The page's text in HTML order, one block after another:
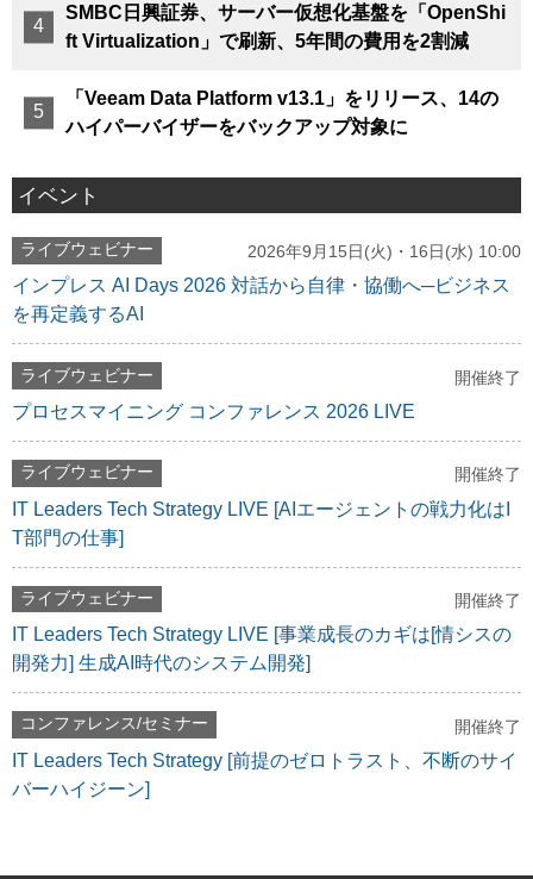
SMBC日興証券、サーバー仮想化基盤を「OpenShi
ft Virtualization」で刷新、5年間の費用を2割減
「Veeam Data Platform v13.1」をリリース、14の
ハイパーバイザーをバックアップ対象に
イベント
ライブウェビナー 2026年9月15日(火)・16日(水) 10:00
インプレス AI Days 2026 対話から自律・協働へ─ビジネス
を再定義するAI
ライブウェビナー 開催終了
プロセスマイニング コンファレンス 2026 LIVE
ライブウェビナー 開催終了
IT Leaders Tech Strategy LIVE [AIエージェントの戦力化はI
T部門の仕事]
ライブウェビナー 開催終了
IT Leaders Tech Strategy LIVE [事業成長のカギは[情シスの
開発力] 生成AI時代のシステム開発]
コンファレンス/セミナー 開催終了
IT Leaders Tech Strategy [前提のゼロトラスト、不断のサイ
バーハイジーン]